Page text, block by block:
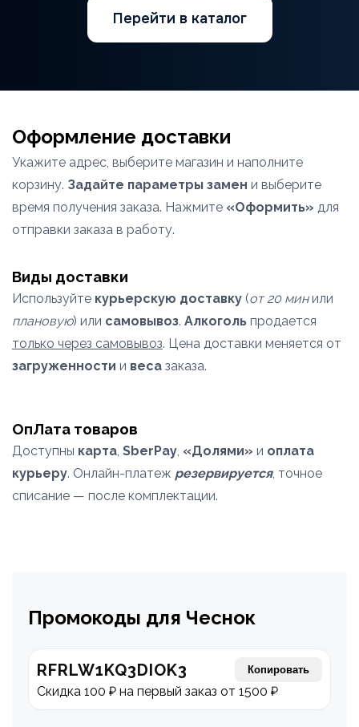
Перейти в каталог
Оформление доставки
Укажите адрес, выберите магазин и наполните
корзину. Задайте параметры замен и выберите
время получения заказа. Нажмите «Оформить» для
отправки заказа в работу.
Виды доставки
Используйте курьерскую доставку (от 20 минили
плановую) или самовывоз. Алкоголь продается
только через самовывоз. Цена доставки меняется от
загруженности и веса заказа.
ОпЛата товаров
Доступны карта, SberPay, «Долями» и оплата
курьеру. Онлайн-платеж резервируется, точное
списание — после комплектации.
Промокоды для Чеснок
RFRLW1KQ3DIOK3 Копировать
Скидка 100 ₽ на первый заказ от 1500 ₽